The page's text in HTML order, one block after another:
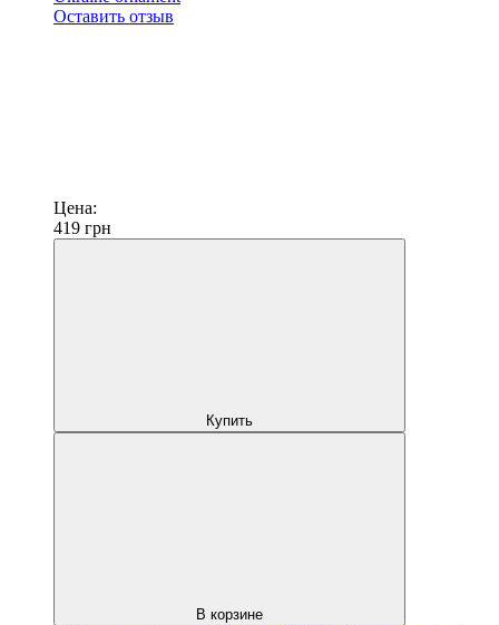
Оставить отзыв
Цена:
419 грн
Купить
В корзине